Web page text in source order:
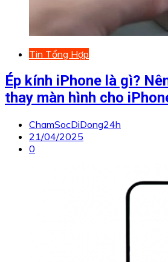
Tin Tổng Hợp
Ép kính iPhone là gì?
thay màn hình cho
ChamSocDiDong24h
21/04/2025
0